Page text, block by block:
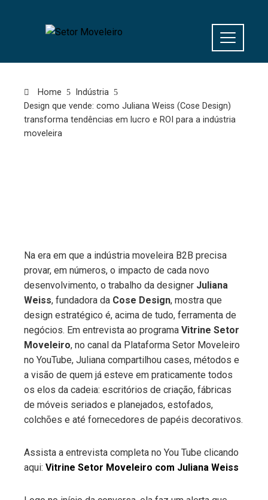
Home
Indústria
Design que vende: como Juliana Weiss (Cose Design)
transforma tendências em lucro e ROI para a indústria
moveleira
Na era em que a indústria moveleira B2B precisa
provar, em números, o impacto de cada novo
desenvolvimento, o trabalho da designer Juliana
Weiss, fundadora da Cose Design, mostra que
design estratégico é, acima de tudo, ferramenta de
negócios. Em entrevista ao programa Vitrine Setor
Moveleiro, no canal da Plataforma Setor Moveleiro
no YouTube, Juliana compartilhou cases, métodos e
a visão de quem já esteve em praticamente todos
os elos da cadeia: escritórios de criação, fábricas
de móveis seriados e planejados, estofados,
colchões e até fornecedores de papéis decorativos.
Assista a entrevista completa no You Tube clicando
aqui: Vitrine Setor Moveleiro com Juliana Weiss